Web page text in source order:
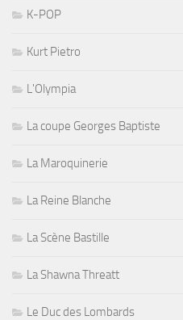
K-POP
Kurt Pietro
L'Olympia
La coupe Georges Baptiste
La Maroquinerie
La Reine Blanche
La Scène Bastille
La Shawna Threatt
Le Duc des Lombards